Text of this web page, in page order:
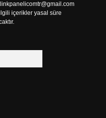
içerikler yasal süre